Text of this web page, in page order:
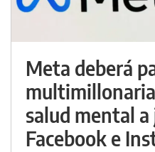
Meta deberá
salud mental a
Facebook e